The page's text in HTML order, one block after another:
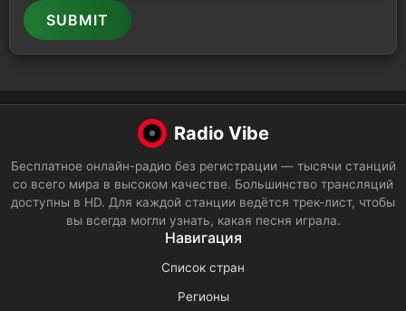
SUBMIT
Radio Vibe
Бесплатное онлайн-радио без регистрации — тысячи станций
со всего мира в высоком качестве. Большинство трансляций
доступны в HD. Для каждой станции ведётся трек-лист, чтобы
вы всегда могли узнать, какая песня играла.
Навигация
Список стран
Регионы